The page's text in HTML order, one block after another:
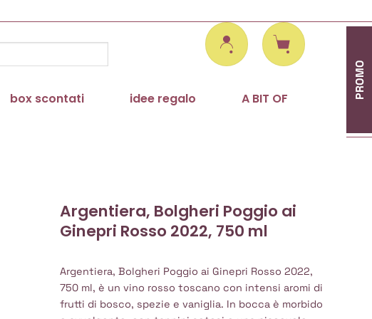
box scontati idee regalo
A BIT OF
PROMO
Argentiera, Bolgheri Poggio ai
Ginepri Rosso 2022, 750 ml
Argentiera, Bolgheri Poggio ai Ginepri Rosso 2022,
750 ml, è un vino rosso toscano con intensi aromi di
frutti di bosco, spezie e vaniglia. In bocca è morbido